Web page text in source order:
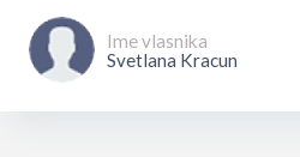
Ime vlasnika
Svetlana Kracun